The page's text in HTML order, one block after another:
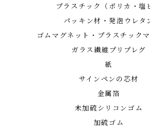
プラスチック（ポリカ・塩
パッキン材・発泡ウレタ
ゴムマグネット・プラスチック
ガラス繊維プリプレグ
紙
サインペンの芯材
金属箔
未加硫シリコンゴム
加硫ゴム